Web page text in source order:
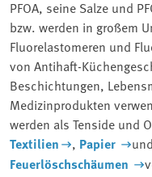
PFOA, seine Salze und
bzw. werden in großem
Fluorelastomeren und
von Antihaft-
Beschichtungen,
Medizinprodukten
werden als Tenside und
Textilien , Papier
Feuerlöschschäumen